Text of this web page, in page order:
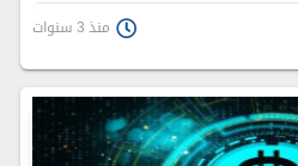
منذ 3 سنوات